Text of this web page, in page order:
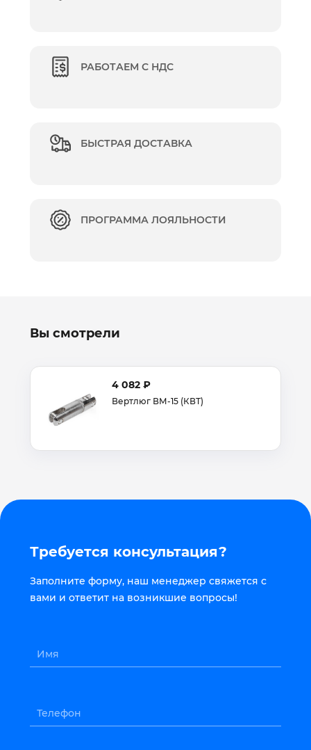
РАБОТАЕМ С НДС
БЫСТРАЯ ДОСТАВКА
ПРОГРАММА ЛОЯЛЬНОСТИ
Вы смотрели
4 082 ₽
Вертлюг ВМ-15 (КВТ)
Требуется консультация?
Заполните форму, наш менеджер свяжется с
вами и ответит на возникшие вопросы!
Имя
Телефон